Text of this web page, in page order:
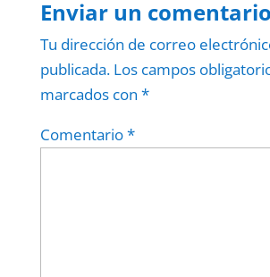
Enviar un comentario
Tu dirección de correo
publicada. Los campos
marcados con *
Comentario*